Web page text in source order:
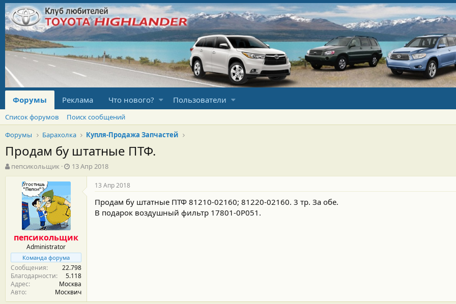
Форумы Реклама Что нового? Пользователи
Список форумов
Поиск сообщений
Форумы
Барахолка Купля-Продажа Запчастей
Продам бу штатные ПТФ.
А
в
ы
пепсикольщик
Д
а
л
13 Апр 2018
пепсикольщик
Administrator
Команда форума
Сообщения
22.798
Благодарности
5.118
Адрес
Москва
Авто
Москвич
13 Апр 2018
Продам бу штатные ПТФ 81210-02160; 81220-02160. 3 тр. За обе.
В подарок воздушный фильтр 17801-0P051.